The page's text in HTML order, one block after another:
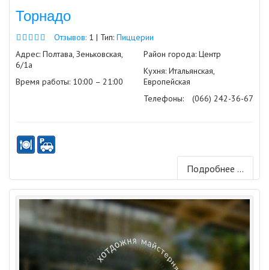
Торнадо
Отзывов: 1 | Тип: Пиццерии
Адрес: Полтава, Зеньковская,
6/1а
Время работы: 10:00 – 21:00
Район города: Центр
Кухня: Итальянская,
Европейская
Телефоны:
(066) 242-36-67
Подробнее ...